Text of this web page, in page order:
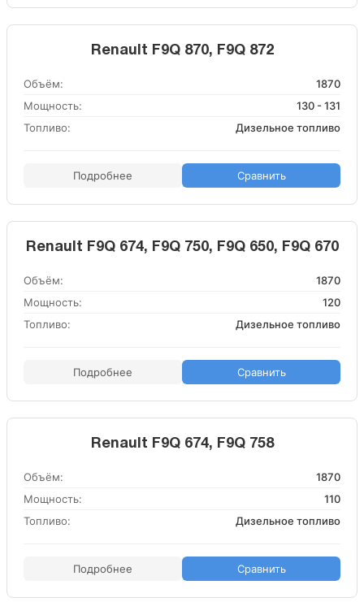
Renault F9Q 870, F9Q 872
Объём:
1870
Мощность:
130 - 131
Топливо:
Дизельное топливо
Подробнее Сравнить
Renault F9Q 674, F9Q 750, F9Q 650, F9Q 670
Объём:
1870
Мощность:
120
Топливо:
Дизельное топливо
Подробнее Сравнить
Renault F9Q 674, F9Q 758
Объём:
1870
Мощность:
110
Топливо:
Дизельное топливо
Подробнее Сравнить